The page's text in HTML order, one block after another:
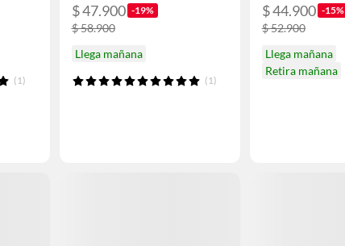
(1)
$ 47.900 -19%
$ 58.900
Llega mañana
(1)
$ 44.900 -15%
$ 52.900
Llega mañana
Retira mañana